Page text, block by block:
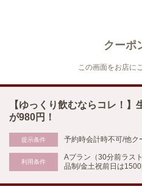
クーポ
この画面をお店に
【ゆっくり飲むならコレ！
が980円！
提示条件 予約時会計時不可/他ク
利用条件
Aプラン（30分前ラス
品制/金土祝前日は1500